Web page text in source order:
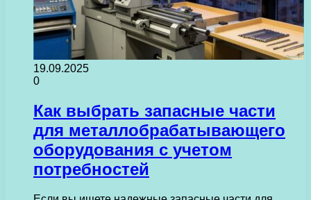
19.09.2025
0
Как выбрать запасные части
для металлобрабатывающего
оборудования с учетом
потребностей